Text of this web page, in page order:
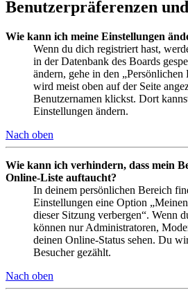
Benutzerpräferenzen
Wie kann ich meine Einstellungen
Wenn du dich registriert hast,
in der Datenbank des Boards
ändern, gehe in den
wird meist oben auf der Seite
Benutzernamen klickst. Dort
Einstellungen ändern.
Nach oben
Wie kann ich verhindern, dass mein
Online-Liste auftaucht?
In deinem persönlichen Bereich
Einstellungen eine Option
dieser Sitzung verbergen“. Wenn
können nur Administratoren,
deinen Online-Status sehen. Du
Besucher gezählt.
Nach oben